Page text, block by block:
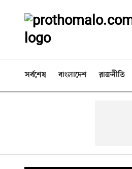
সর্বশেষ বাংলাদেশ রাজনীতি